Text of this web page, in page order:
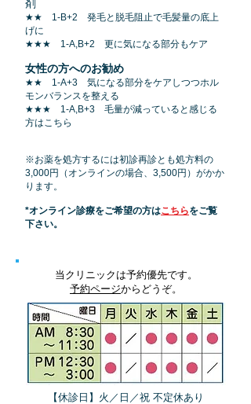
剤
★★ 1-B+2 発毛と脱毛阻止で毛髪量の底上
げに
★★★ 1-A,B+2 更に気になる部分もケア
女性の方へのお勧め
★★ 1-A+3 気になる部分をケアしつつホル
モンバランスを整える
★★★ 1-A,B+3 毛量が減っていると感じる
方はこちら
※お薬を処方するには初診再診とも処方料の
3,000円（オンラインの場合、3,500円）がかか
ります。
*オンライン診療をご希望の方はこちらをご覧
下さい。
当クリニックは予約優先です。
予約ページからどうぞ。
【休診日】火／日／祝 不定休あり